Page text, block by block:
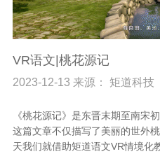
VR语文|桃花源记
2023-12-13 来源： 矩道科技
《桃花源记》是东晋末期至南宋
这篇文章不仅描写了美丽的世外
天我们就借助矩道语文VR情境化